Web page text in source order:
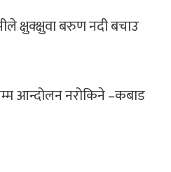
क्षुक्क्षुवा बरुण नदी बचाउ
आन्दोलन नरोकिने –कबाड